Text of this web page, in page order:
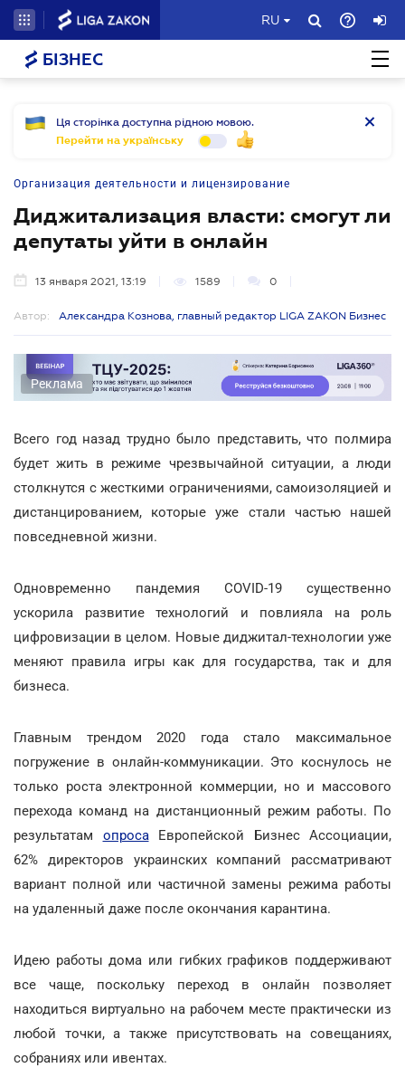
RU
БІЗНЕС
Ця сторінка доступна рідною мовою.
Перейти на українську
Организация деятельности и лицензирование
Диджитализация власти: смогут ли
депутаты уйти в онлайн
13 января 2021, 13:19 1589 0
Автор: Александра Кознова, главный редактор LIGA ZAKON Бизнес
Реклама
Всего год назад трудно было представить, что полмира
будет жить в режиме чрезвычайной ситуации, а люди
столкнутся с жесткими ограничениями, самоизоляцией и
дистанцированием, которые уже стали частью нашей
повседневной жизни.
Одновременно пандемия COVID-19 существенно
ускорила развитие технологий и повлияла на роль
цифровизации в целом. Новые диджитал-технологии уже
меняют правила игры как для государства, так и для
бизнеса.
Главным трендом 2020 года стало максимальное
погружение в онлайн-коммуникации. Это коснулось не
только роста электронной коммерции, но и массового
перехода команд на дистанционный режим работы. По
результатам опросаЕвропейской Бизнес Ассоциации,
62% директоров украинских компаний рассматривают
вариант полной или частичной замены режима работы
на удаленный даже после окончания карантина.
Идею работы дома или гибких графиков поддерживают
все чаще, поскольку переход в онлайн позволяет
находиться виртуально на рабочем месте практически из
любой точки, а также присутствовать на совещаниях,
собраниях или ивентах.